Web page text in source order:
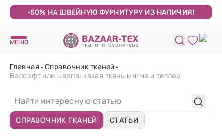
-50% НА ШВЕЙНУЮ ФУРНИТУРУ ИЗ НАЛИЧИЯ!
МЕНЮ
Главная
Справочник тканей
Велсофт или шерпа: какая ткань мягче и теплее
СПРАВОЧНИК ТКАНЕЙ СТАТЬИ